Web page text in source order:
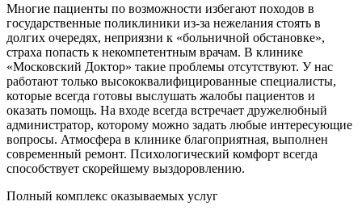
Многие пациенты по возможности избегают походов в
государственные поликлиники из-за нежелания стоять в
долгих очередях, неприязни к «больничной обстановке»,
страха попасть к некомпетентным врачам. В клинике
«Московский Доктор» такие проблемы отсутствуют. У нас
работают только высококвалифицированные специалисты,
которые всегда готовы выслушать жалобы пациентов и
оказать помощь. На входе всегда встречает дружелюбный
администратор, которому можно задать любые интересующие
вопросы. Атмосфера в клинике благоприятная, выполнен
современный ремонт. Психологический комфорт всегда
способствует скорейшему выздоровлению.
Полный комплекс оказываемых услуг